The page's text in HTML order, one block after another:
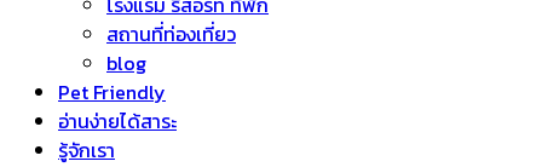
สถานที่ท่องเที่ยว
blog
Pet Friendly
อ่านง่ายได้สาระ
รู้จักเรา